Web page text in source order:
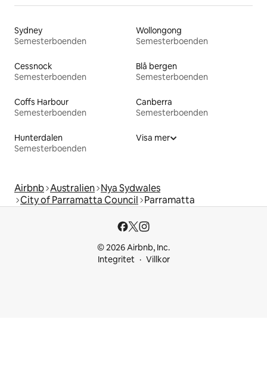
Sydney
Semesterboenden
Wollongong
Semesterboenden
Cessnock
Semesterboenden
Blå bergen
Semesterboenden
Coffs Harbour
Semesterboenden
Canberra
Semesterboenden
Hunterdalen
Semesterboenden
Visa mer
Airbnb Australien Nya Sydwales
City of Parramatta Council Parramatta
© 2026 Airbnb, Inc.
Integritet
Villkor